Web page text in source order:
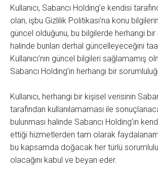
Kullanıcı, Sabancı Holding’e kendisi
olan, işbu Gizlilik Politikası’na konu
güncel olduğunu, bu bilgilerde herhangi bir
halinde bunları derhal güncelleyeceğini
Kullanıcı’nın güncel bilgileri sağlamamış
Sabancı Holding’in herhangi bir
Kullanıcı, herhangi bir kişisel verisinin
tarafından kullanılamaması ile
bulunması halinde Sabancı Holding’in
ettiği hizmetlerden tam olarak
bu kapsamda doğacak her türlü
olacağını kabul ve beyan eder.